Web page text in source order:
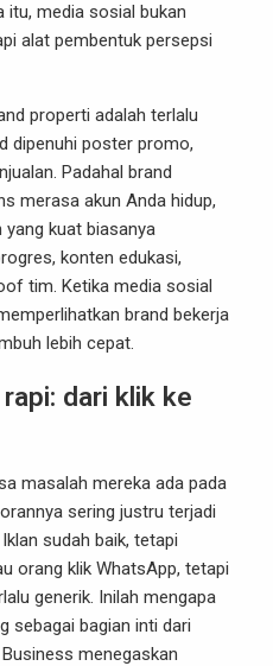
itu, media sosial bukan
alat pembentuk persepsi
properti adalah terlalu
dipenuhi poster promo,
Padahal brand
merasa akun Anda hidup,
yang kuat biasanya
konten edukasi,
tim. Ketika media sosial
brand bekerja
lebih cepat.
dari klik ke
masalah mereka ada pada
sering justru terjadi
sudah baik, tetapi
orang klik WhatsApp, tetapi
generik. Inilah mengapa
sebagai bagian inti dari
menegaskan